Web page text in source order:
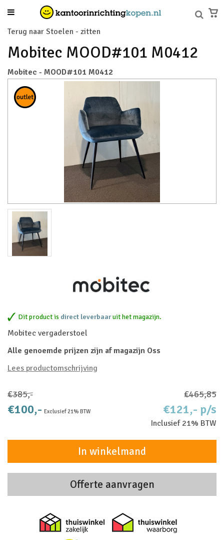
Terug naar Stoelen - zitten
Mobitec MOOD#101 M0412
Mobitec - MOOD#101 M0412
Dit product is direct leverbaaruit het magazijn.
Mobitec vergaderstoel
Alle genoemde prijzen zijn af magazijn Oss
Lees productomschrijving
€385,-
€100,- Exclusief 21% BTW
€465,85
€121,- p/s
Inclusief 21% BTW
In winkelmand
Offerte aanvragen
Thuiswinkel zakelijk